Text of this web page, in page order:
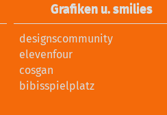
Grafiken u. smilies
designscommunity
elevenfour
cosgan
bibisspielplatz